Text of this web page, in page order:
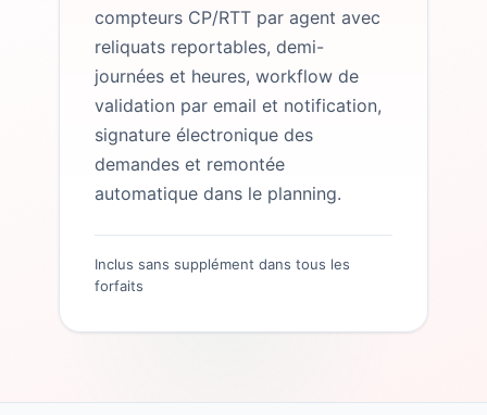
compteurs CP/RTT par agent avec
reliquats reportables, demi-
journées et heures, workflow de
validation par email et notification,
signature électronique des
demandes et remontée
automatique dans le planning.
Inclus sans supplément dans tous les
forfaits